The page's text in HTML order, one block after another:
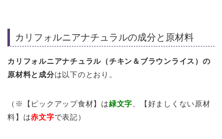
カリフォルニアナチュラルの成分と原材料
カリフォルニアナチュラル（チキン＆ブラウンライス）の
原材料と成分は以下のとおり。
（※【ピックアップ食材】は緑文字 、【好ましくない原材
料】は赤文字で表記）